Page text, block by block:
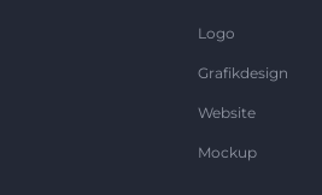
Logo
Grafikdesign
Website
Mockup